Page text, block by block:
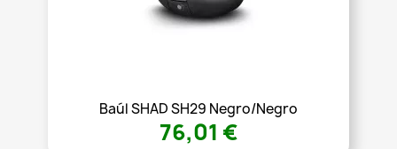
Baúl SHAD SH29 Negro/Negro
76,01 €